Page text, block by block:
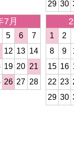
29 30
7月
5 6
7
12 13 14
19 20 21
26 27 28
1
2
8
9
15 16
22 23
29 30